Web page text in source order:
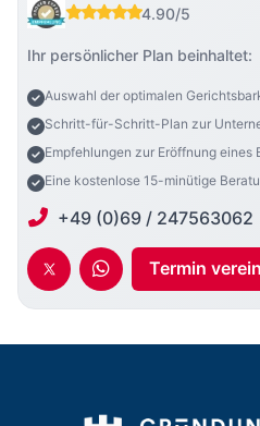
4.90/5
Ihr persönlicher Plan beinhaltet:
Auswahl der optimalen
Schritt-für-Schritt-Plan zur
Empfehlungen zur Eröffnung eines
Eine kostenlose 15-minütige
+49 (0)69 / 247563062
Termin